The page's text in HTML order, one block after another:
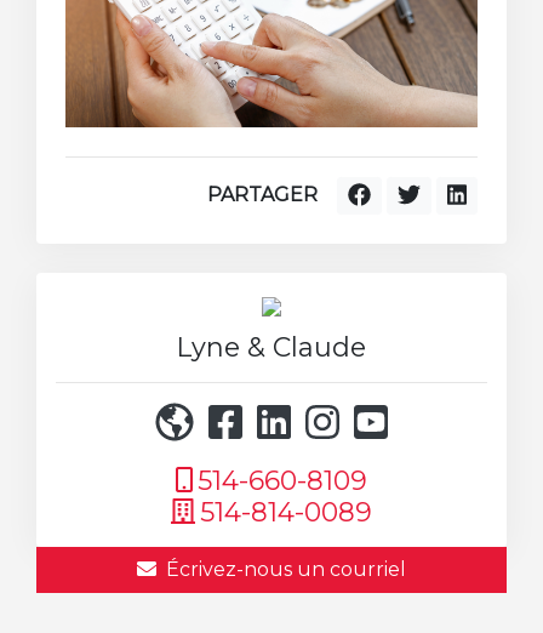
PARTAGER
Lyne & Claude
514-660-8109
514-814-0089
Écrivez-nous un courriel